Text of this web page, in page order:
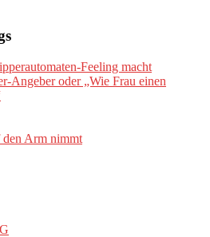
Feeling macht
Angeber oder „Wie Frau einen
den Arm nimmt